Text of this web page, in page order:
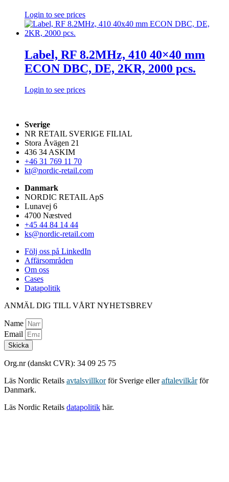
Login to see prices
Label, RF 8.2MHz, 410 40×40 mm
ECON DBC, DE, 2KR, 2000 pcs.
Login to see prices
Sverige
NR RETAIL SVERIGE FILIAL
Stora Åvägen 21
436 34 ASKIM
+46 31 769 11 70
kt@nordic-retail.com
Danmark
NORDIC RETAIL ApS
Lunavej 6
4700 Næstved
+45 44 84 14 44
ks@nordic-retail.com
Följ oss på LinkedIn
Affärsområden
Om oss
Cases
Datapolitik
ANMÄL DIG TILL VÅRT NYHETSBREV
Name
Email
Skicka
Org.nr (danskt CVR): 34 09 25 75
Läs Nordic Retails avtalsvillkor för Sverige elleraftalevilkår för
Danmark.
Läs Nordic Retails datapolitik här.